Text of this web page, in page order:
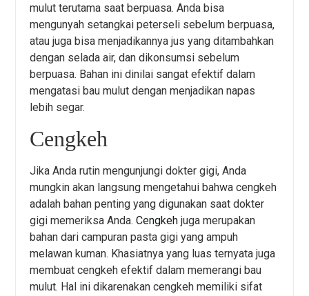
mulut terutama saat berpuasa. Anda bisa
mengunyah setangkai peterseli sebelum berpuasa,
atau juga bisa menjadikannya jus yang ditambahkan
dengan selada air, dan dikonsumsi sebelum
berpuasa. Bahan ini dinilai sangat efektif dalam
mengatasi bau mulut dengan menjadikan napas
lebih segar.
Cengkeh
Jika Anda rutin mengunjungi dokter gigi, Anda
mungkin akan langsung mengetahui bahwa cengkeh
adalah bahan penting yang digunakan saat dokter
gigi memeriksa Anda.Cengkeh juga merupakan
bahan dari campuran pasta gigi yang ampuh
melawan kuman. Khasiatnya yang luas ternyata juga
membuat cengkeh efektif dalam memerangi bau
mulut. Hal ini dikarenakan cengkeh memiliki sifat